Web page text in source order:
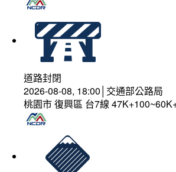
道路封閉
2026-08-08, 18:00│交通部公路局
桃園市 復興區 台7線